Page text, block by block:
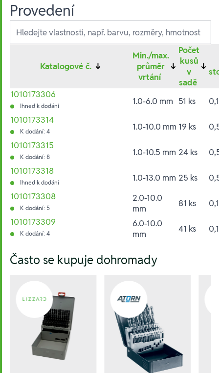
Provedení
Ausführungen
Katalogové č. ↓
Min./max.
průměr
vrtání
↓
Počet
kusů
v
sadě
↓
1010173306
Ihned k dodání 1.0-6.0 mm 51 ks
1010173314
K dodání: 4 1.0-10.0 mm 19 ks
1010173315
K dodání: 8 1.0-10.5 mm 24 ks
1010173318
Ihned k dodání 1.0-13.0 mm 25 ks
1010173308
K dodání: 5
2.0-10.0
mm
81 ks
1010173309
K dodání: 4
6.0-10.0
mm
41 ks
Často se kupuje dohromady